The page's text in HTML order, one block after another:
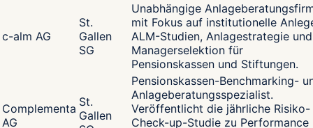
c-alm AG
St.
Gallen
SG
Unabhängige
mit Fokus auf institutionelle
ALM-Studien, Anlagestrategie und
Managerselektion für
Pensionskassen und Stiftungen.
Complementa
AG
St.
Gallen
Pensionskassen-Benchmarking-
Anlageberatungsspezialist.
Veröffentlicht die jährliche Risiko-
Check-up-Studie zu Performance